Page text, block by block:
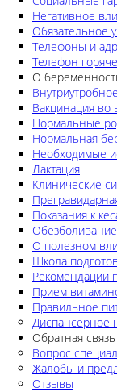
Негативное
Обязательное
Телефоны и
Телефон
О
Вакцинация во
Нормальные
Нормальная
Необходимые
Лактация
Клинические
Показания к
О полезном
Школа
Рекомендации
Прием
Правильное
Диспансерное
Обратная связь
Вопрос
Жалобы и
Отзывы